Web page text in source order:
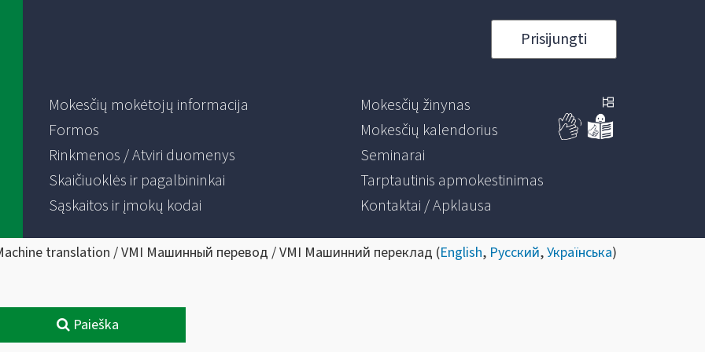
Prisijungti
Mokesčių mokėtojų informacija
Formos
Rinkmenos / Atviri duomenys
Skaičiuoklės ir pagalbininkai
Sąskaitos ir įmokų kodai
Mokesčių žinynas
Mokesčių kalendorius
Seminarai
Tarptautinis apmokestinimas
Kontaktai / Apklausa
translation / VMI Машинный перевод / VMI Машинний переклад (English, Русский,Українська)
Paieška